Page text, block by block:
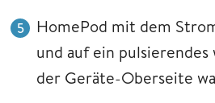
HomePod mit dem
und auf ein
der Geräte-Oberseite